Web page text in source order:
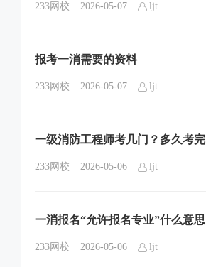
233网校 2026-05-07 ljt
报考一消需要的资料
233网校 2026-05-07 ljt
一级消防工程师考几门？多久考
233网校 2026-05-06 ljt
一消报名“允许报名专业”什么意
233网校 2026-05-06 ljt